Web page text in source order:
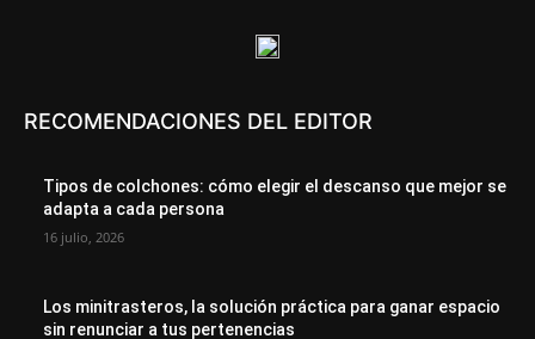
RECOMENDACIONES DEL EDITOR
Tipos de colchones: cómo elegir el descanso que mejor se
adapta a cada persona
16 julio, 2026
Los minitrasteros, la solución práctica para ganar espacio
sin renunciar a tus pertenencias